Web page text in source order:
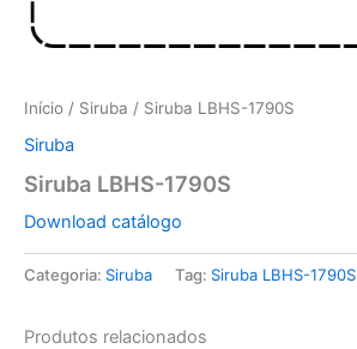
Início / Siruba / Siruba LBHS-1790S
Siruba
Siruba LBHS-1790S
Download catálogo
Categoria: Siruba Tag: Siruba LBHS-1790S
Produtos relacionados